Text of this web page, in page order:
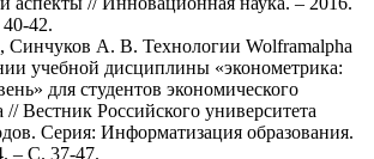
42.
Синчуков А. В. Технологии Wolframalpha
учебной дисциплины «эконометрика:
для студентов экономического
// Вестник Российского университета
Серия: Информатизация образования.
– С. 37-47.